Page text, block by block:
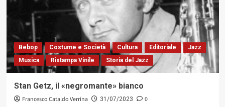
Bebop Costume e Società Cultura Editoriale
Jazz
Musica
Ristampa Vinile Storia del Jazz
Stan Getz, il «negromante» bianco
Francesco Cataldo Verrina 31/07/2023
0